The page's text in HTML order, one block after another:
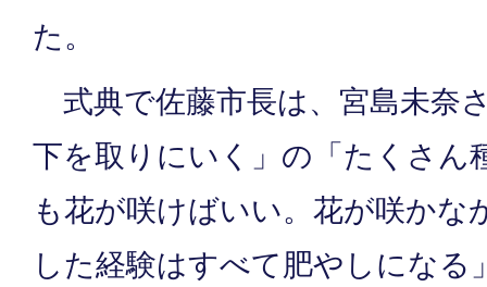
た。
式典で佐藤市長は、宮島未奈
下を取りにいく」の「たくさん
も花が咲けばいい。花が咲かな
した経験はすべて肥やしになる